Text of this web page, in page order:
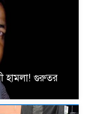
হামলা! গুরুতর